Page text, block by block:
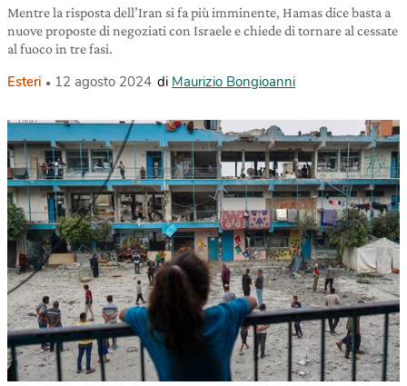
Mentre la risposta dell’Iran si fa più imminente, Hamas dice basta a
nuove proposte di negoziati con Israele e chiede di tornare al cessate
al fuoco in tre fasi.
Esteri 12 agosto 2024 di Maurizio Bongioanni